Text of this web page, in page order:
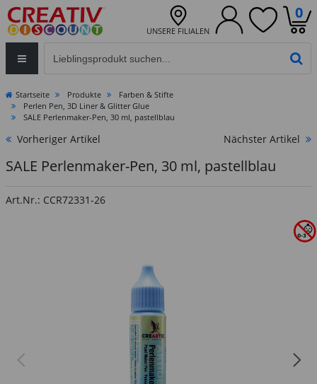
UNSERE FILIALEN
0
Startseite Produkte
Farben & Stifte
Perlen Pen, 3D Liner & Glitter Glue
SALE Perlenmaker-Pen, 30 ml, pastellblau
Vorheriger Artikel Nächster Artikel
SALE Perlenmaker-Pen, 30 ml, pastellblau
Art.Nr.: CCR72331-26